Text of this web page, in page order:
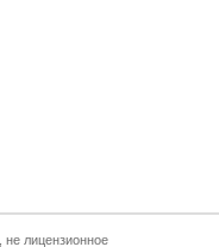
лицензионное